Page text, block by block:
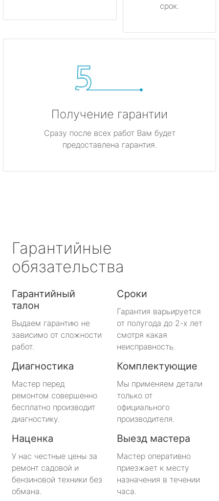
срок.
Получение гарантии
Сразу после всех работ Вам будет
предоставлена гарантия.
Гарантийные
обязательства
Гарантийный
талон
Выдаем гарантию не
зависимо от сложности
работ.
Сроки
Гарантия варьируется
от полугода до 2-х лет
смотря какая
неисправность.
Диагностика
Мастер перед
ремонтом совершенно
бесплатно производит
диагностику.
Комплектующие
Мы применяем детали
только от
официального
производителя.
Наценка
У нас честные цены за
ремонт садовой и
бензиновой техники без
обмана.
Выезд мастера
Мастер оперативно
приезжает к месту
назначения в течении
часа.